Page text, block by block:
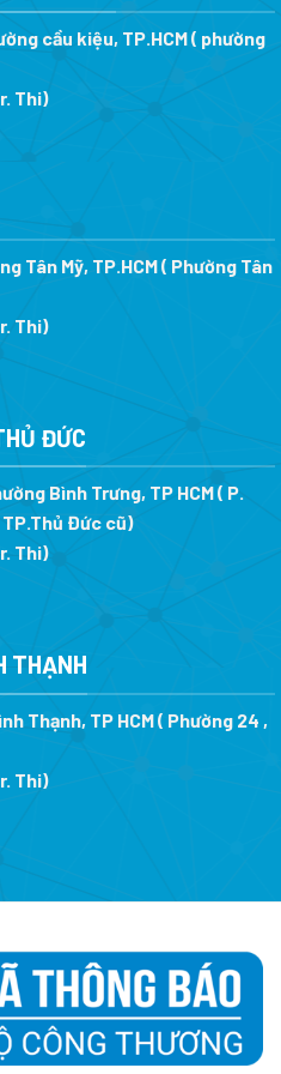
cầu kiệu, TP.HCM ( phường
Thi)
Tân Mỹ, TP.HCM ( Phường Tân
Thi)
ĐỨC
Bình Trưng, TP HCM ( P.
Đức cũ)
Thi)
THẠNH
Thạnh, TP HCM ( Phường 24 ,
Thi)